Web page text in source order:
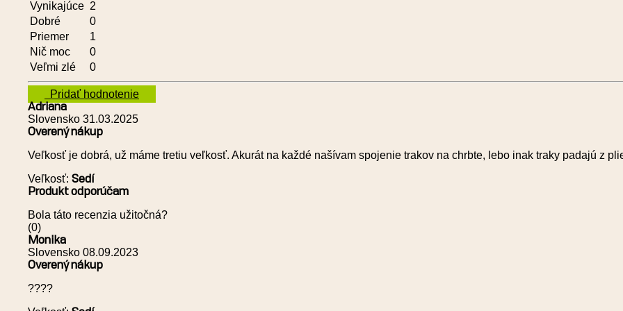
Vynikajúce 2
Dobré
0
Priemer
1
Nič moc
0
Veľmi zlé
0
Pridať hodnotenie
Adriana
Slovensko 31.03.2025
Overený nákup
Veľkosť je dobrá, už máme tretiu veľkosť. Akurát na každé našívam spojenie trakov na chrbte, lebo inak traky padajú z
Veľkosť: Sedí
Produkt odporúčam
Bola táto recenzia užitočná?
(0)
Monika
Slovensko 08.09.2023
Overený nákup
????